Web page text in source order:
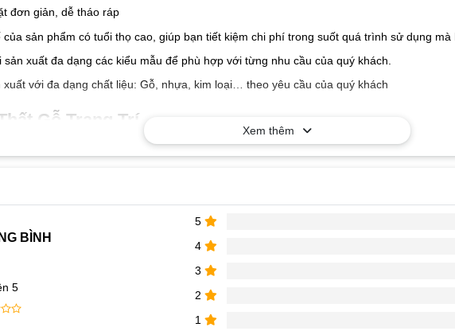
đơn giản, dễ tháo ráp
của sản phẩm có tuổi thọ cao, giúp bạn tiết kiệm chi phí trong suốt quá trình sử dụng
sản xuất đa dạng các kiểu mẫu để phù hợp với từng nhu cầu của quý khách.
xuất với đa dạng chất liệu: Gỗ, nhựa, kim loại… theo yêu cầu của quý khách
Gỗ Trang Trí
để được tư vấn và nhận báo giá tốt nhất!
Xem thêm
BÌNH
5
5
4
3
2
1